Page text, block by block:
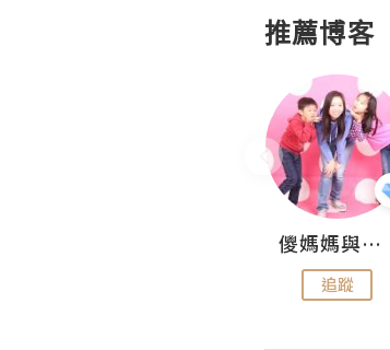
推薦博客
儍媽媽與兩隻小魔怪之家
追蹤